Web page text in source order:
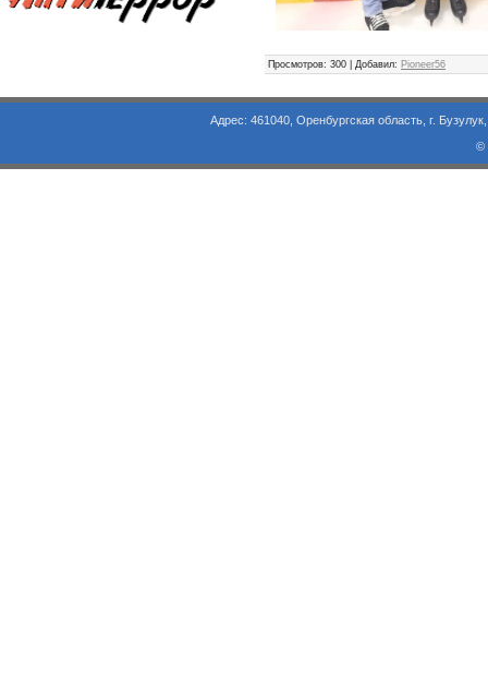
Просмотров: 300 | Добавил: Pioneer56
Адрес: 461040, Оренбургская область, г. Бузулук, ул.
©